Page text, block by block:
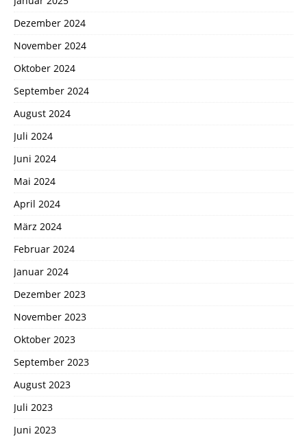
Dezember 2024
November 2024
Oktober 2024
September 2024
August 2024
Juli 2024
Juni 2024
Mai 2024
April 2024
März 2024
Februar 2024
Januar 2024
Dezember 2023
November 2023
Oktober 2023
September 2023
August 2023
Juli 2023
Juni 2023